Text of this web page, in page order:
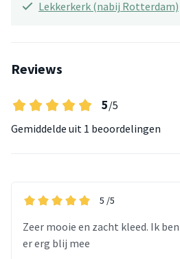
Lekkerkerk (nabij Rotterdam)
Reviews
5/5
Gemiddelde uit 1 beoordelingen
5 /5
Zeer mooie en zacht kleed. Ik ben
er erg blij mee